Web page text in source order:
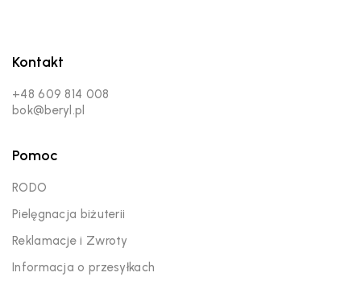
Kontakt
+48 609 814 008
bok@beryl.pl
Pomoc
RODO
Pielęgnacja biżuterii
Reklamacje i Zwroty
Informacja o przesyłkach